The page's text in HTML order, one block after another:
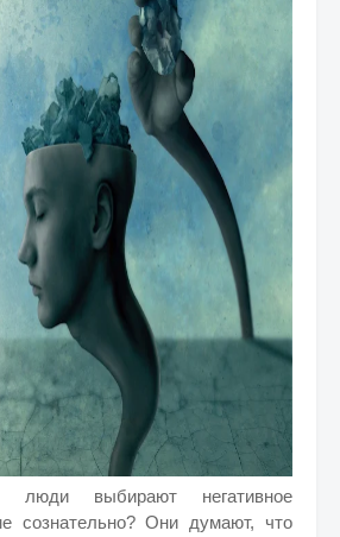
люди выбирают негативное
сознательно? Они думают, что